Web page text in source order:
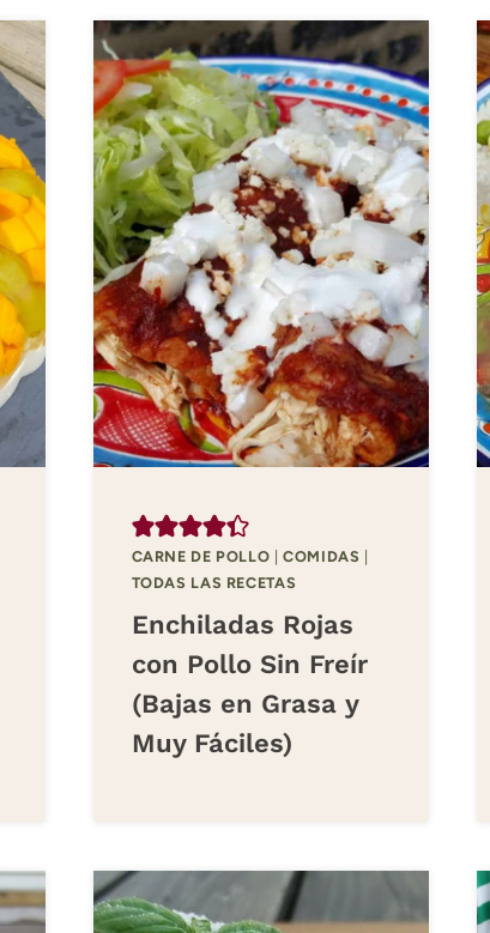
CARNE DE POLLO |COMIDAS
TODAS LAS RECETAS
Enchiladas Rojas
con Pollo Sin Freír
(Bajas en Grasa y
Muy Fáciles)